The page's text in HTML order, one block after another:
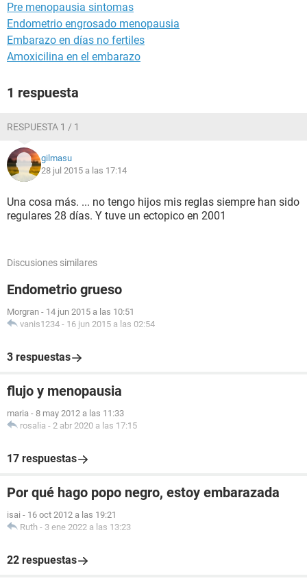
Pre menopausia sintomas
Endometrio engrosado menopausia
Embarazo en días no fertiles
Amoxicilina en el embarazo
1 respuesta
RESPUESTA 1 / 1
gilmasu
28 jul 2015 a las 17:14
Una cosa más. ... no tengo hijos mis reglas siempre han sido
regulares 28 días. Y tuve un ectopico en 2001
Discusiones similares
Endometrio grueso
Morgran - 14 jun 2015 a las 10:51
vanis1234 - 16 jun 2015 a las 02:54
3 respuestas
flujo y menopausia
maria - 8 may 2012 a las 11:33
rosalia - 2 abr 2020 a las 17:15
17 respuestas
Por qué hago popo negro, estoy embarazada
isai - 16 oct 2012 a las 19:21
Ruth - 3 ene 2022 a las 13:23
22 respuestas